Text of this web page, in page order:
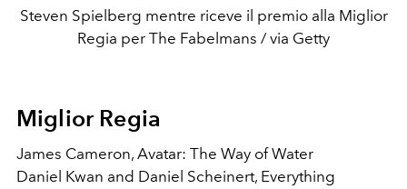
Steven Spielberg mentre riceve il premio alla Miglior
Regia per The Fabelmans / via Getty
Miglior Regia
James Cameron, Avatar: The Way of Water
Daniel Kwan and Daniel Scheinert, Everything